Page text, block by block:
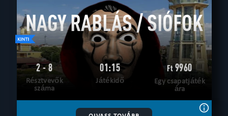
NAGY RABLÁS / SIÓFOK
2 - 8
Résztvevők
száma
01:15
Játékidő
Ft9960
Egy csapatjáték
ára